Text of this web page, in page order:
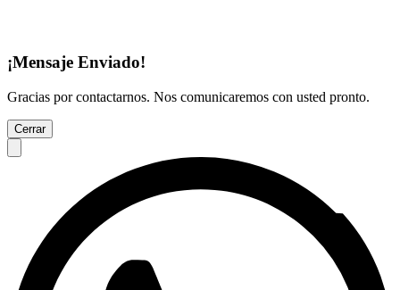
¡Mensaje Enviado!
Gracias por contactarnos. Nos comunicaremos con usted pronto.
Cerrar